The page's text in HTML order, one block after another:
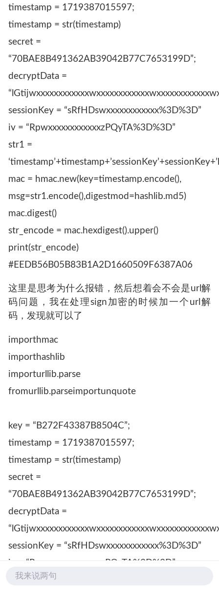
timestamp = 1719387015597;
timestamp = str(timestamp)
secret =
“70BAE8B491362AB39042B77C7653199D”;
decryptData =
sessionKey = “sRfHDswxxxxxxxxxxxx%3D%3D”
iv = “RpwxxxxxxxxxxxxzPQyTA%3D%3D”
str1 =
mac = hmac.new(key=timestamp.encode(),
msg=str1.encode(),digestmod=hashlib.md5)
mac.digest()
str_encode = mac.hexdigest().upper()
print(str_encode)
#EEDB56B05B83B1A2D1660509F6387A06
这里是思考为什么报错，然后想着会不会是url解
码问题，我在处理sign加密的时候加一个url解
码，发现就可以了
importhmac
importhashlib
importurllib.parse
fromurllib.parseimportunquote
key = “B272F43387B8504C”;
timestamp = 1719387015597;
timestamp = str(timestamp)
secret =
“70BAE8B491362AB39042B77C7653199D”;
decryptData =
sessionKey = “sRfHDswxxxxxxxxxxxx%3D%3D”
iv = “RpwxxxxxxxxxxxxzPQyTA%3D%3D”
str1 =
我来说两句